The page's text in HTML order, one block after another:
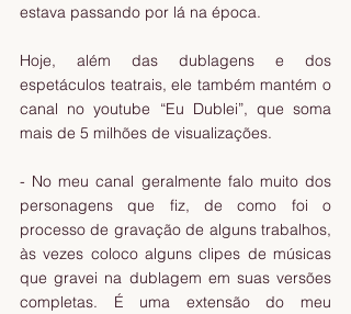
estava passando por lá na época.
Hoje, além das dublagens e dos
espetáculos teatrais, ele também mantém o
canal no youtube “Eu Dublei”, que soma
mais de 5 milhões de visualizações.
- No meu canal geralmente falo muito dos
personagens que fiz, de como foi o
processo de gravação de alguns trabalhos,
às vezes coloco alguns clipes de músicas
que gravei na dublagem em suas versões
completas. É uma extensão do meu